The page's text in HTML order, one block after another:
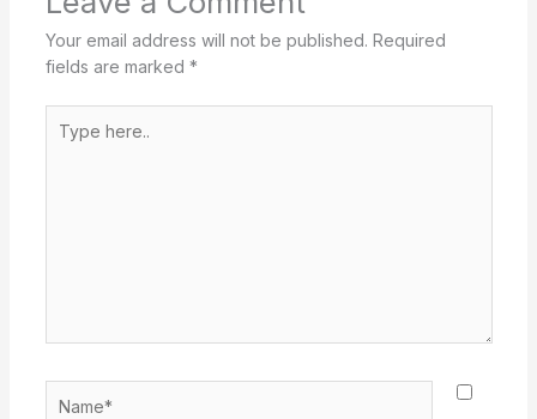
Your email address will not be published. Required
fields are marked *
here..